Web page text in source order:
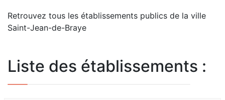
Retrouvez tous les établissements publics de la ville
Saint-Jean-de-Braye
Liste des établissements :